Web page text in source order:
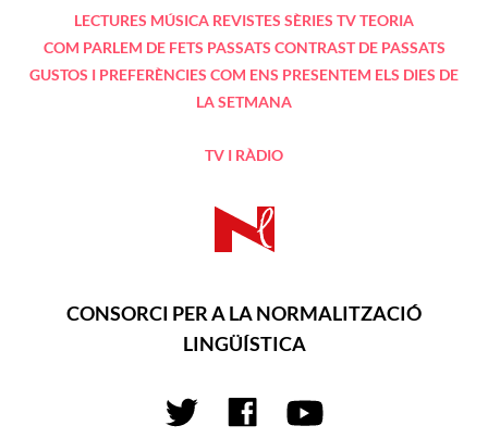
LECTURES MÚSICA REVISTES SÈRIES TVTEORIA
COM PARLEM DE FETS PASSATS CONTRAST DE PASSATS
GUSTOS I PREFERÈNCIES COM ENS PRESENTEM ELS DIES DE
LA SETMANA
TV I RÀDIO
CONSORCI PER A LA NORMALITZACIÓ
LINGÜÍSTICA